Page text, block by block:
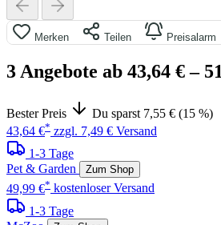
Merken Teilen Preisalarm
3 Angebote ab 43,64 €–
Bester Preis
Du sparst 7,55 € (15 %)
43,64 €* zzgl. 7,49 € Versand
1-3 Tage
Pet & Garden
Zum Shop
49,99 €* kostenloser Versand
1-3 Tage